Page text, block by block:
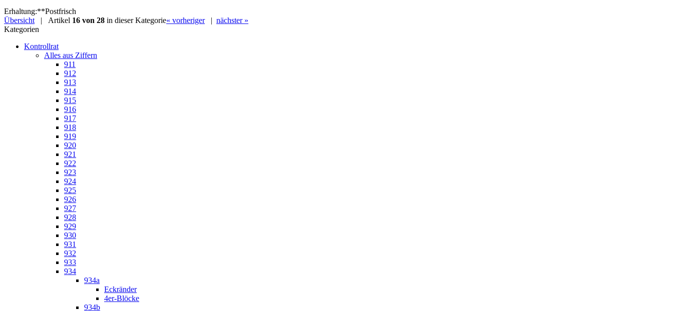
Erhaltung:**Postfrisch
Übersicht | Artikel 16 von 28 in dieser Kategorie« vorheriger| nächster »
Kategorien
Kontrollrat
Alles aus Ziffern
911
912
913
914
915
916
917
918
919
920
921
922
923
924
925
926
927
928
929
930
931
932
933
934
934a
Eckränder
4er-Blöcke
934b